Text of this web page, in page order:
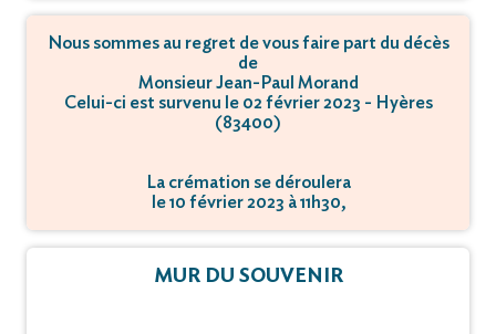
Nous sommes au regret de vous faire part du décès
de
Monsieur Jean-Paul Morand
Celui-ci est survenu le 02 février 2023 - Hyères
(83400)
La crémation se déroulera
le 10 février 2023 à 11h30,
MUR DU SOUVENIR